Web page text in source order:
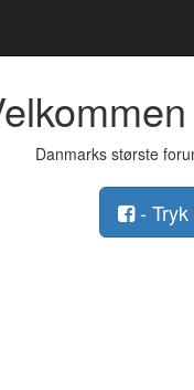
Danmarks største
- Tryk